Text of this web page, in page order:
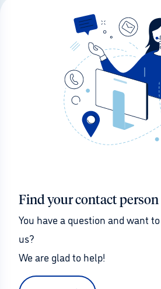
Find your contact person
You have a question and want
us?
We are glad to help!